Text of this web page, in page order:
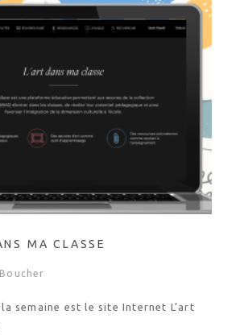
MA CLASSE
semaine est le site Internet L’art